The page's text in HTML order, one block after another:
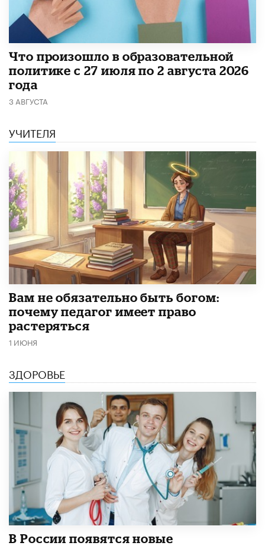
​Что произошло в образовательной
политике с 27 июля по 2 августа 2026
года
3 АВГУСТА
УЧИТЕЛЯ
​Вам не обязательно быть богом:
почему педагог имеет право
растеряться
1 ИЮНЯ
ЗДОРОВЬЕ
В России появятся новые